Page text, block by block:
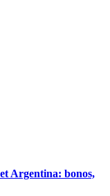
Argentina: bonos,